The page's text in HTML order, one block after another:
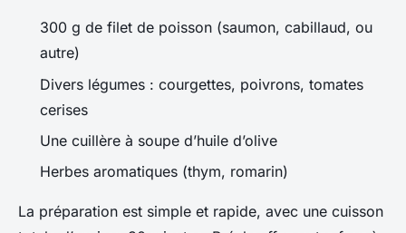
300 g de filet de poisson (saumon, cabillaud, ou
autre)
Divers légumes : courgettes, poivrons, tomates
cerises
Une cuillère à soupe d’huile d’olive
Herbes aromatiques (thym, romarin)
La préparation est simple et rapide, avec une cuisson